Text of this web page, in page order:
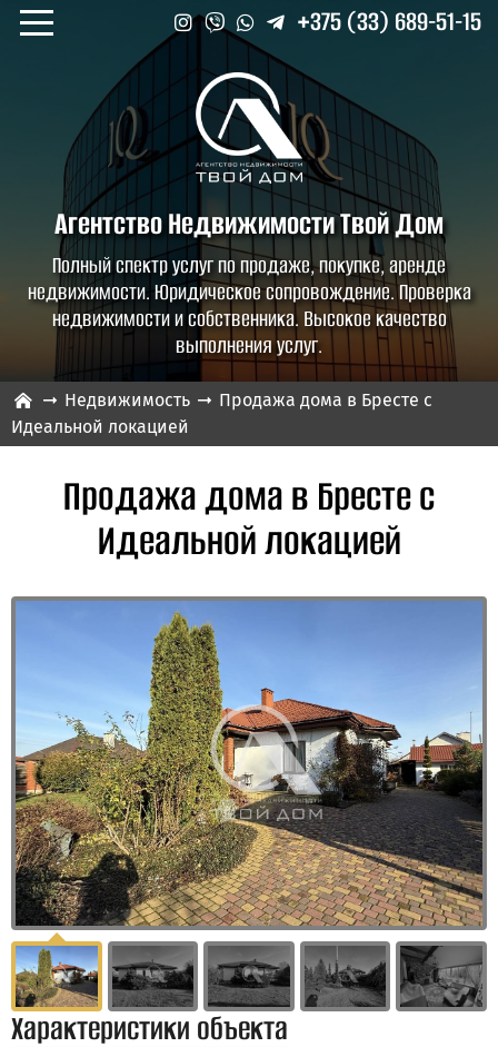
+375 (33) 689-51-15
Агентство НедвижимостиТвой Дом
Полный спектр услуг по продаже, покупке, аренде
недвижимости. Юридическое сопровождение. Проверка
недвижимости и собственника. Высокое качество
выполнения услуг.
Недвижимость
Продажа дома в Бресте с
Идеальной локацией
Продажа дома в Бресте с
Идеальной локацией
Характеристики объекта